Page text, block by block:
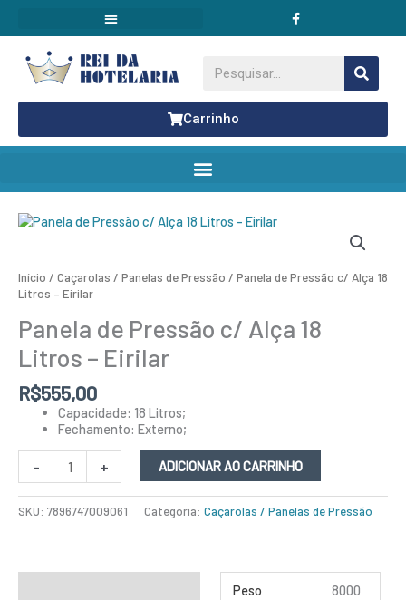
o
conteúdo
a
Carrinho
Início / Caçarolas / Panelas de Pressão / Panela de Pressão c/ Alça 18
Litros – Eirilar
Panela de Pressão c/ Alça 18
Litros – Eirilar
R$555,00
Capacidade: 18 Litros;
Fechamento: Externo;
-
Panela
Alça
18
Litros
-
Eirilar
quantidade
+ ADICIONAR AO CARRINHO
SKU: 7896747009061 Categoria: Caçarolas / Panelas de Pressão
Peso
8000